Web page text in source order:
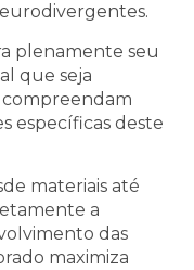
plenamente seu
que seja
específicas deste
materiais até
a
das
maximiza